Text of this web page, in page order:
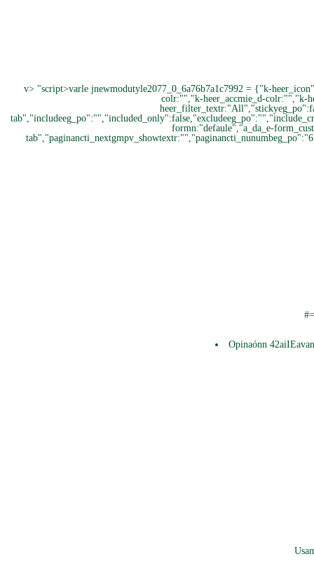
v> "script>varle jnewmodutyle2077_0_6a76b7a1c7992 = {"k-
colr:"","k-heer_accmie_d-colr:"","k-
formn:"defaule","a_da_e-
Opinaónn 42ai